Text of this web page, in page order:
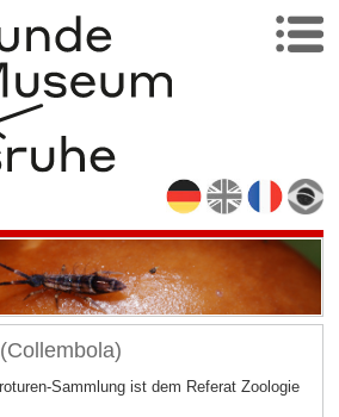
Sammlung ist dem Referat Zoologie